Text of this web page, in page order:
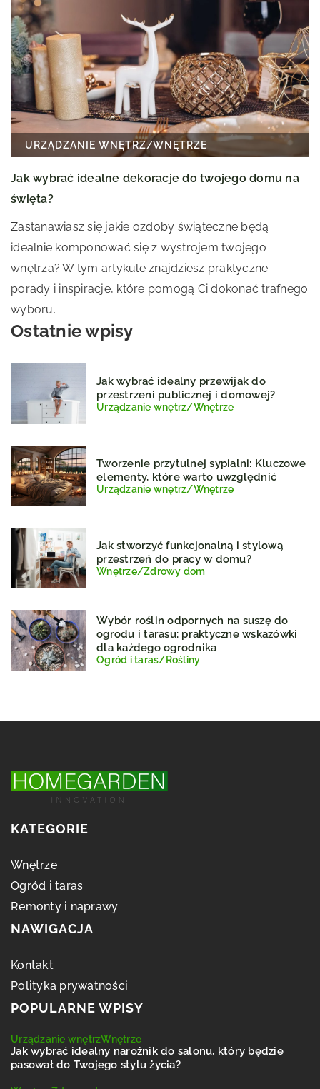
URZĄDZANIE WNĘTRZ/WNĘTRZE
Jak wybrać idealne dekoracje do twojego domu na
święta?
Zastanawiasz się jakie ozdoby świąteczne będą
idealnie komponować się z wystrojem twojego
wnętrza? W tym artykule znajdziesz praktyczne
porady i inspiracje, które pomogą Ci dokonać trafnego
wyboru.
Ostatnie wpisy
Jak wybrać idealny przewijak do
przestrzeni publicznej i domowej?
Urządzanie wnętrz/Wnętrze
Tworzenie przytulnej sypialni: Kluczowe
elementy, które warto uwzględnić
Urządzanie wnętrz/Wnętrze
Jak stworzyć funkcjonalną i stylową
przestrzeń do pracy w domu?
Wnętrze/Zdrowy dom
Wybór roślin odpornych na suszę do
ogrodu i tarasu: praktyczne wskazówki
dla każdego ogrodnika
Ogród i taras/Rośliny
KATEGORIE
Wnętrze
Ogród i taras
Remonty i naprawy
NAWIGACJA
Kontakt
Polityka prywatności
POPULARNE WPISY
Urządzanie wnętrzWnętrze
Jak wybrać idealny narożnik do salonu, który będzie
pasował do Twojego stylu życia?